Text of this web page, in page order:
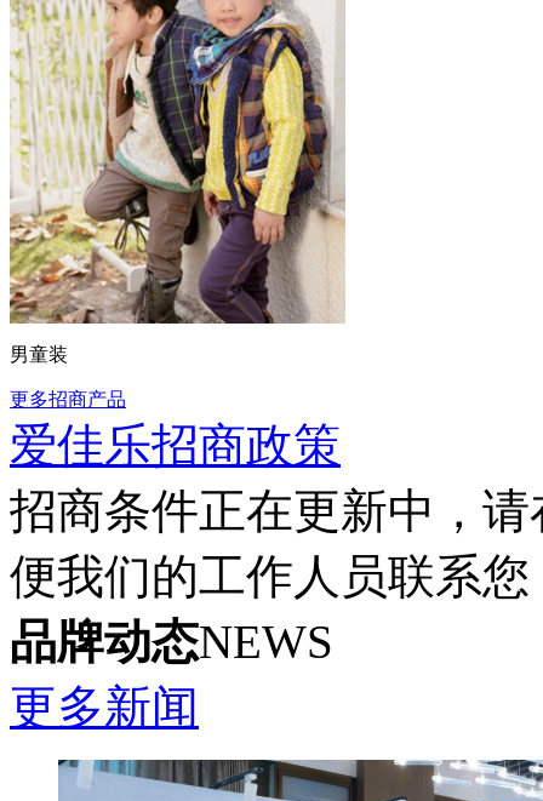
男童装
更多招商产品
爱佳乐招商政策
招商条件正在更新中，
便我们的工作人员联系
品牌动态NEWS
更多新闻